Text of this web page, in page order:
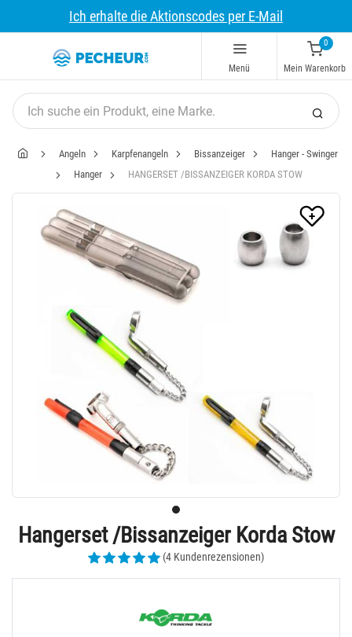
Ich erhalte die Aktionscodes per E-Mail
Menü
0
Mein Warenkorb
Angeln Karpfenangeln Bissanzeiger
Hanger - Swinger
Hanger
HANGERSET /BISSANZEIGER KORDA STOW
Hangerset /Bissanzeiger Korda Stow
(4 Kundenrezensionen)